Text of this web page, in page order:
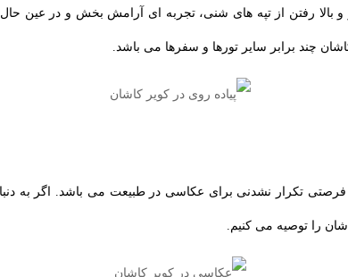
بالا رفتن از تپه‌ های شنی، تجربه‌ ای آرامش‌ بخش و در عین
چند برابر سایر تورها و سفرها می باشد.
فرصتی تکرار نشدنی برای عکاسی در طبیعت می باشد. اگر به
را توصیه می کنیم.